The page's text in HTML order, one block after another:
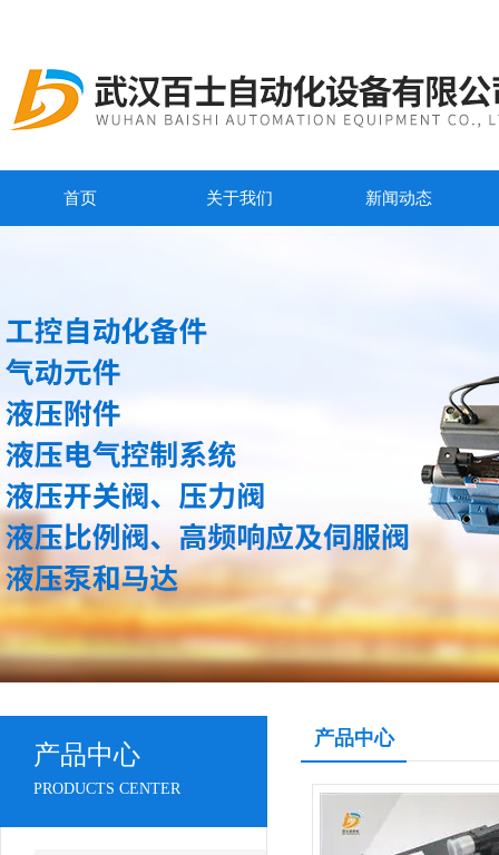
首页 关于我们 新闻动态
产品中心
PRODUCTS CENTER
产品中心